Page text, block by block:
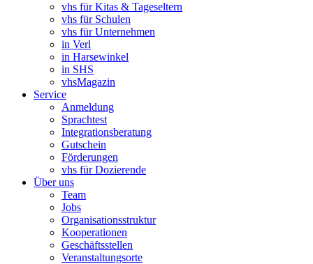
vhs für Kitas & Tageseltern
vhs für Schulen
vhs für Unternehmen
in Verl
in Harsewinkel
in SHS
vhsMagazin
Service
Anmeldung
Sprachtest
Integrationsberatung
Gutschein
Förderungen
vhs für Dozierende
Über uns
Team
Jobs
Organisationsstruktur
Kooperationen
Geschäftsstellen
Veranstaltungsorte